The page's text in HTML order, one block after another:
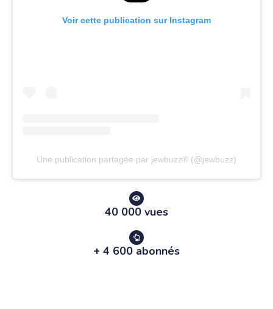
Voir cette publication sur Instagram
Une publication partagée par jewbuzz® (@jewbuzz)
40 000 vues
+ 4 600 abonnés